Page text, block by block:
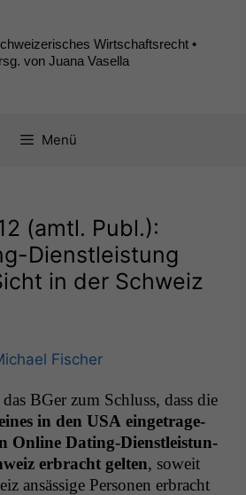
Wirtschaftsrecht •
von Juana Vasella
Menü
(amtl. Publ.):
Dienstleistung
in der Schweiz
Fischer
BGer zum Schluss, dass die
in den USA einge­tra­ge­
Online Dat­ing-Dien­stleis­tun­
erbracht gel­ten, soweit
ansäs­sige Per­so­n­en erbracht